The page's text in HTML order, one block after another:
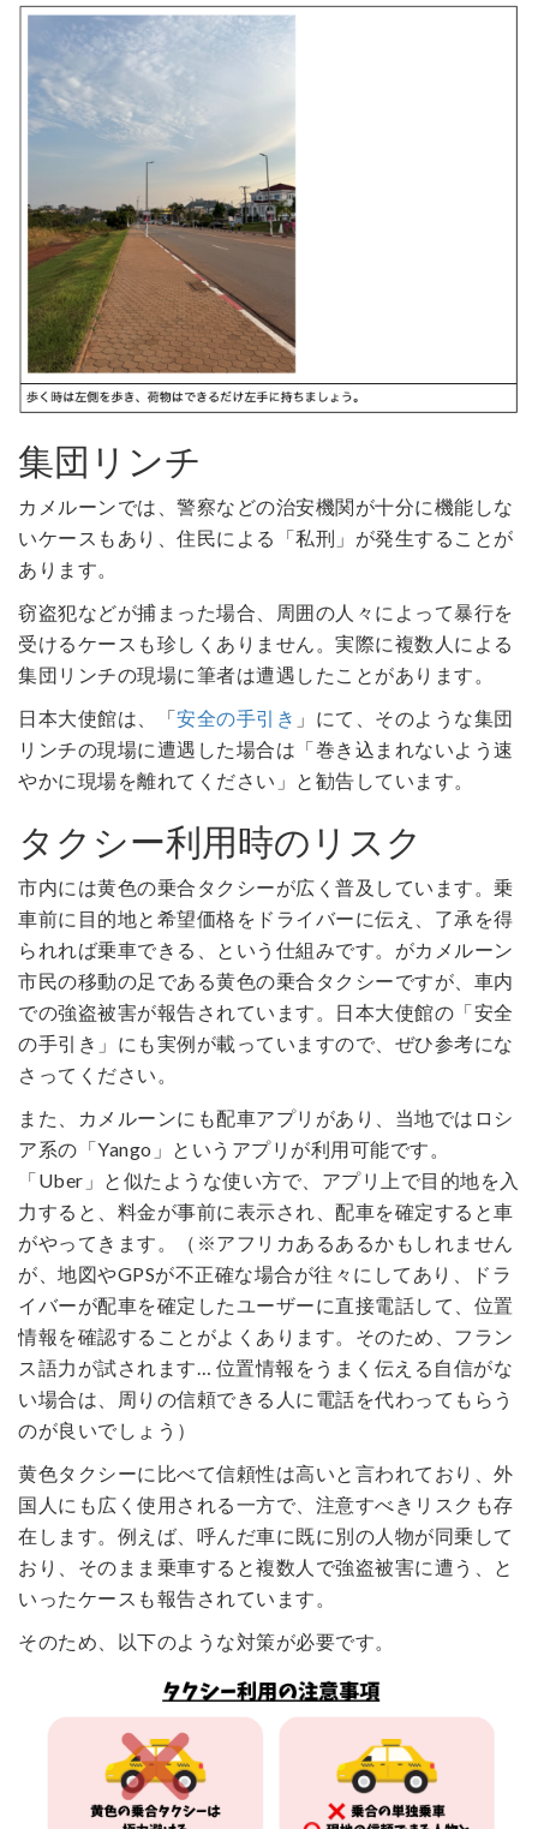
集団リンチ
カメルーンでは、警察などの治安機関が十分に機能しな
いケースもあり、住民による「私刑」が発生することが
あります。
窃盗犯などが捕まった場合、周囲の人々によって暴行を
受けるケースも珍しくありません。実際に複数人による
集団リンチの現場に筆者は遭遇したことがあります。
日本大使館は、「安全の手引き 」にて、そのような集団
リンチの現場に遭遇した場合は「巻き込まれないよう速
やかに現場を離れてください」と勧告しています。
タクシー利用時のリスク
市内には黄色の乗合タクシーが広く普及しています。乗
車前に目的地と希望価格をドライバーに伝え、了承を得
られれば乗車できる、という仕組みです。がカメルーン
市民の移動の足である黄色の乗合タクシーですが、車内
での強盗被害が報告されています。日本大使館の「安全
の手引き」にも実例が載っていますので、ぜひ参考にな
さってください。
また、カメルーンにも配車アプリがあり、当地ではロシ
ア系の「Yango」というアプリが利用可能です。
「Uber」と似たような使い方で、アプリ上で目的地を入
力すると、料金が事前に表示され、配車を確定すると車
がやってきます。（※アフリカあるあるかもしれません
が、地図やGPSが不正確な場合が往々にしてあり、ドラ
イバーが配車を確定したユーザーに直接電話して、位置
情報を確認することがよくあります。そのため、フラン
ス語力が試されます… 位置情報をうまく伝える自信がな
い場合は、周りの信頼できる人に電話を代わってもらう
のが良いでしょう）
黄色タクシーに比べて信頼性は高いと言われており、外
国人にも広く使用される一方で、注意すべきリスクも存
在します。例えば、呼んだ車に既に別の人物が同乗して
おり、そのまま乗車すると複数人で強盗被害に遭う、と
いったケースも報告されています。
そのため、以下のような対策が必要です。